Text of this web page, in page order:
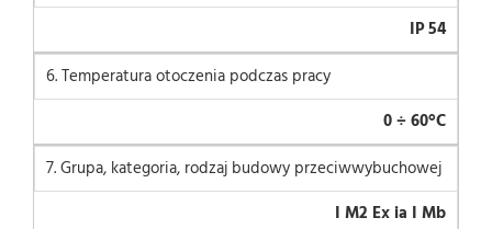
IP 54
6. Temperatura otoczenia podczas pracy
0 ÷ 60°C
7. Grupa, kategoria, rodzaj budowy przeciwwybuchowej
I M2 Ex ia I Mb